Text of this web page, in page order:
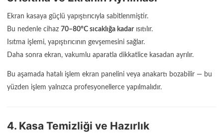
Ekran kasaya güçlü yapıştırıcıyla sabitlenmiştir.
Bu nedenle cihaz 70–80°C sıcaklığa kadar ısıtılır.
Isıtma işlemi, yapıştırıcının gevşemesini sağlar.
Daha sonra ekran, vakumlu aparatla dikkatlice kasadan ayrılır.
Bu aşamada hatalı işlem ekran panelini veya anakartı bozabilir — bu
yüzden işlem yalnızca profesyonellerce yapılmalıdır.
4. Kasa Temizliği ve Hazırlık